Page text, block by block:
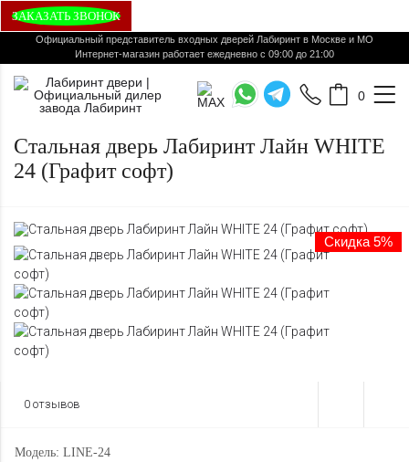
ЗАКАЗАТЬ ЗВОНОК
Официальный представитель входных дверей Лабиринт в Москве и МО
Интернет-магазин работает ежедневно с 09:00 до 21:00
0
Стальная дверь Лабиринт Лайн WHITE
24 (Графит софт)
Скидка 5%
0 отзывов
Модель: LINE-24